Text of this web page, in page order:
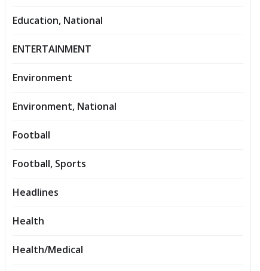
Education, National
ENTERTAINMENT
Environment
Environment, National
Football
Football, Sports
Headlines
Health
Health/Medical